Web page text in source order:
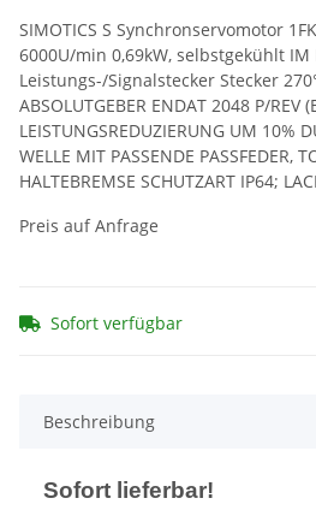
SIMOTICS S Synchronservomotor
6000U/min 0,69kW, selbstgekühlt IM
Leistungs-/Signalstecker Stecker
ABSOLUTGEBER ENDAT 2048 P/REV
LEISTUNGSREDUZIERUNG UM 10%
WELLE MIT PASSENDE PASSFEDER,
HALTEBREMSE SCHUTZART IP64;
Preis auf Anfrage
Sofort verfügbar
Beschreibung
Sofort lieferbar!